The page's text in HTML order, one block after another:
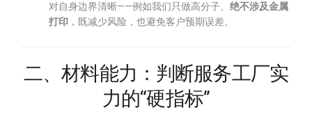
对自身边界清晰——例如我们只做高分子、 绝不涉及金属
打印 ，既减少风险，也避免客户预期误差。
二、材料能力：判断服务工厂实
力的“硬指标”